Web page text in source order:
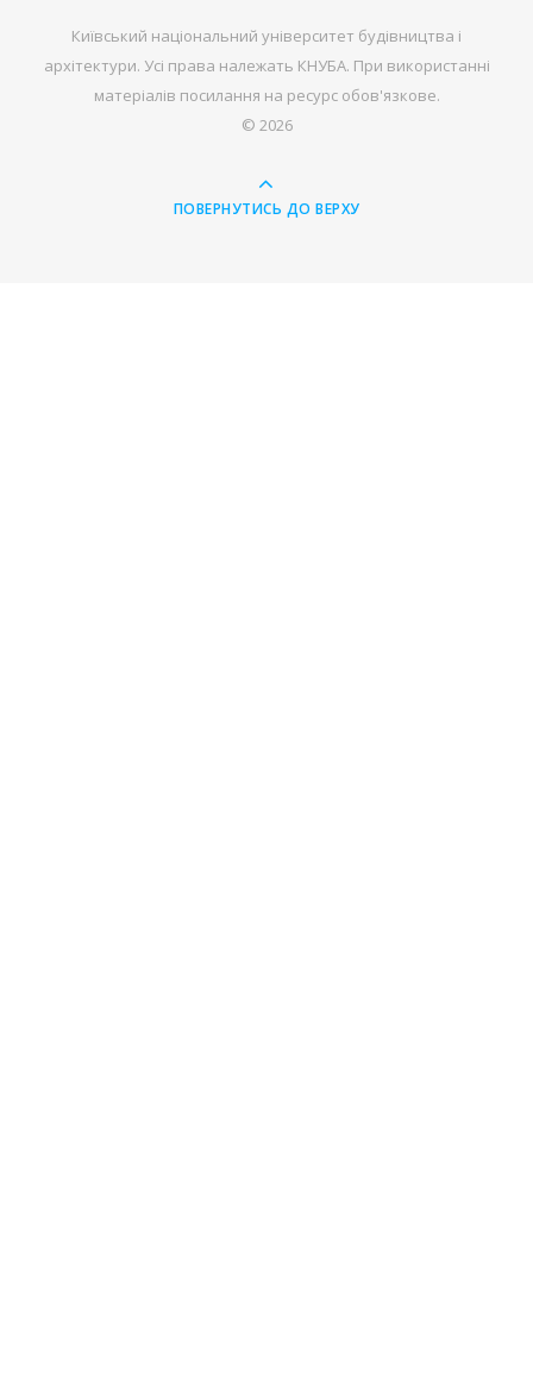
Київський національний університет будівництва і
архітектури. Усі права належать КНУБА. При використанні
матеріалів посилання на ресурс обов'язкове.
© 2026
ПОВЕРНУТИСЬ ДО ВЕРХУ